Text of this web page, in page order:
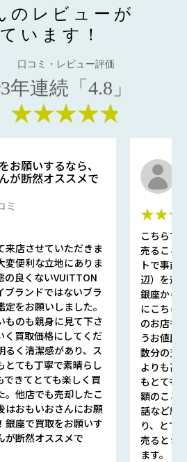
のレビューが
います！
口コミ・レビュー評価
3年連続「4.8」
★★★★★
お願いするなら、
が断然オススメで
ミ
来店させていただきま
変便利な立地にありま
の良くないVUITTON
ブランドではないブラ
をお願いしました。
ものも親身に見て下さ
く買取価格にしてくだ
るく清潔感があり、ス
とても丁寧で素晴らし
できてとても楽しく買
。他店でも売却したこ
はおもいおさんにお願
銀座で買取をお願いす
が断然オススメで
こちらで
売ること
トで事前
辺）を選
銀座から
にこちら
のお店も
うお値段
数分の査
よりも高
もとても
額のこと
話など細
り、とて
売るとき
ます。